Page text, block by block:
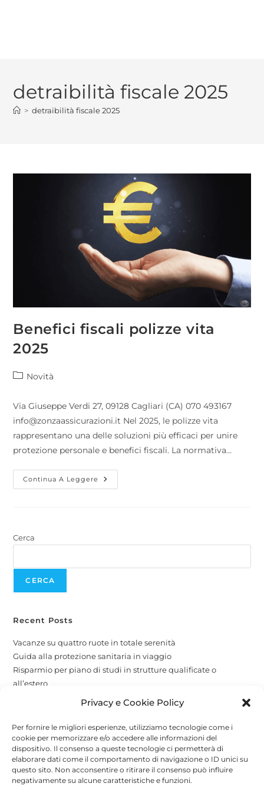
Privacy e Cookie Policy
Per fornire le migliori esperienze, utilizziamo tecnologie come i
cookie per memorizzare e/o accedere alle informazioni del
dispositivo. Il consenso a queste tecnologie ci permetterà di
elaborare dati come il comportamento di navigazione o ID unici su
questo sito. Non acconsentire o ritirare il consenso può influire
negativamente su alcune caratteristiche e funzioni.
detraibilità fiscale 2025
> detraibilità fiscale 2025
Benefici fiscali polizze vita
2025
Novità
Via Giuseppe Verdi 27, 09128 Cagliari (CA) 070 493167
info@zonzaassicurazioni.it Nel 2025, le polizze vita
rappresentano una delle soluzioni più efficaci per unire
protezione personale e benefici fiscali. La normativa…
Continua A Leggere
Cerca
CERCA
Recent Posts
Vacanze su quattro ruote in totale serenità
Guida alla protezione sanitaria in viaggio
Risparmio per piano di studi in strutture qualificate o
all’estero
La protezione per i tuoi amici a quattro zampe
Copertura globale e attività economiche
Recent Comments
A WordPress CommentersuAttività stagionali